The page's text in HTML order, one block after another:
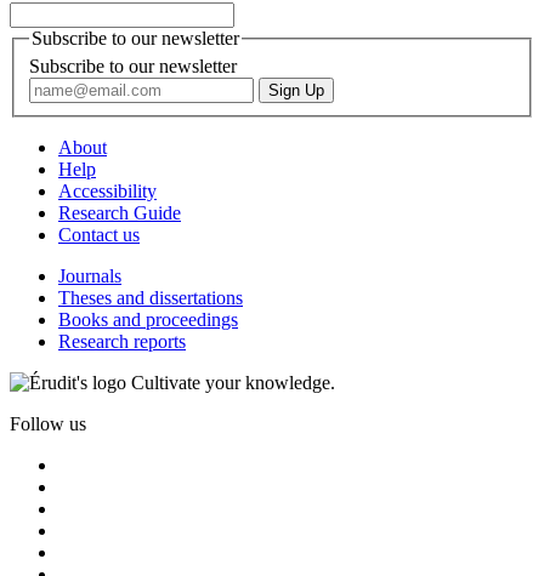
Subscribe to our newsletter
Subscribe to our newsletter
About
Help
Accessibility
Research Guide
Contact us
Journals
Theses and dissertations
Books and proceedings
Research reports
Cultivate your knowledge.
Follow us